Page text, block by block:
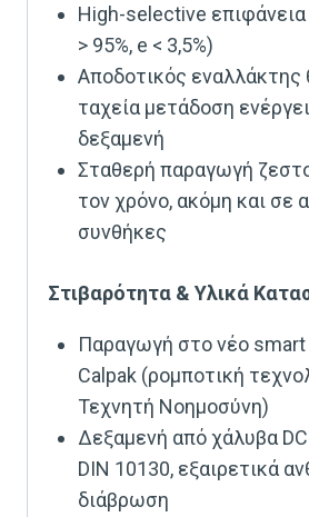
High-selective
> 95%, e < 3,5%)
Αποδοτικός εναλλάκτης
ταχεία μετάδοση
δεξαμενή
Σταθερή παραγωγή
τον χρόνο, ακόμη και σε
συνθήκες
Στιβαρότητα & Υλικά
Παραγωγή στο νέο smart
Calpak (ρομποτική
Τεχνητή Νοημοσύνη)
Δεξαμενή από χάλυβα
DIN 10130, εξαιρετικά
διάβρωση